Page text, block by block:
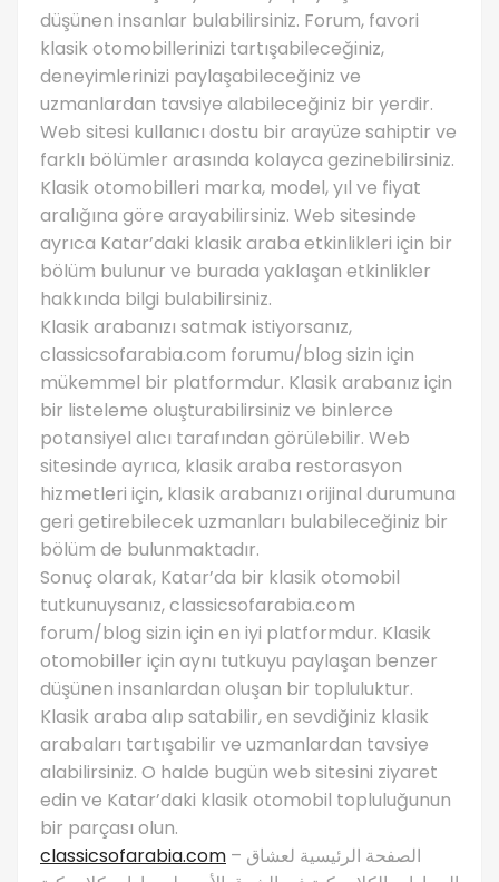
düşünen insanlar bulabilirsiniz. Forum, favori
klasik otomobillerinizi tartışabileceğiniz,
deneyimlerinizi paylaşabileceğiniz ve
uzmanlardan tavsiye alabileceğiniz bir yerdir.
Web sitesi kullanıcı dostu bir arayüze sahiptir ve
farklı bölümler arasında kolayca gezinebilirsiniz.
Klasik otomobilleri marka, model, yıl ve fiyat
aralığına göre arayabilirsiniz. Web sitesinde
ayrıca Katar’daki klasik araba etkinlikleri için bir
bölüm bulunur ve burada yaklaşan etkinlikler
hakkında bilgi bulabilirsiniz.
Klasik arabanızı satmak istiyorsanız,
classicsofarabia.com forumu/blog sizin için
mükemmel bir platformdur. Klasik arabanız için
bir listeleme oluşturabilirsiniz ve binlerce
potansiyel alıcı tarafından görülebilir. Web
sitesinde ayrıca, klasik araba restorasyon
hizmetleri için, klasik arabanızı orijinal durumuna
geri getirebilecek uzmanları bulabileceğiniz bir
bölüm de bulunmaktadır.
Sonuç olarak, Katar’da bir klasik otomobil
tutkunuysanız, classicsofarabia.com
forum/blog sizin için en iyi platformdur. Klasik
otomobiller için aynı tutkuyu paylaşan benzer
düşünen insanlardan oluşan bir topluluktur.
Klasik araba alıp satabilir, en sevdiğiniz klasik
arabaları tartışabilir ve uzmanlardan tavsiye
alabilirsiniz. O halde bugün web sitesini ziyaret
edin ve Katar’daki klasik otomobil topluluğunun
bir parçası olun.
classicsofarabia.com – الصفحة الرئيسية لعشاق